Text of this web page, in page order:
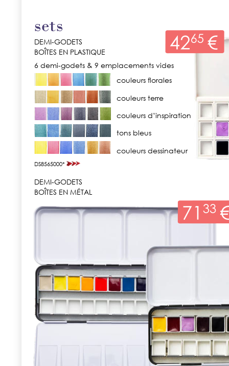
sets
DEMI-GODETS
BOÎTES EN PLASTIQUE
6 demi-godets & 9 emplacements vides
couleurs florales
couleurs terre
couleurs d’inspiration
tons bleus
couleurs dessinateur
DS8565000*
DEMI-GODETS
BOÎTES EN MÉTAL